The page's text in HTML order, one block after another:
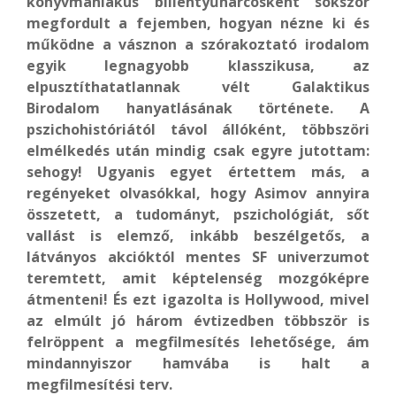
megfordult a fejemben, hogyan nézne ki és
működne a vásznon a szórakoztató irodalom
egyik legnagyobb klasszikusa, az
elpusztíthatatlannak vélt Galaktikus
Birodalom hanyatlásának története. A
pszichohistóriától távol állóként, többszöri
elmélkedés után mindig csak egyre jutottam:
sehogy! Ugyanis egyet értettem más, a
regényeket olvasókkal, hogy Asimov annyira
összetett, a tudományt, pszichológiát, sőt
vallást is elemző, inkább beszélgetős, a
látványos akcióktól mentes SF univerzumot
teremtett, amit képtelenség mozgóképre
átmenteni! És ezt igazolta is Hollywood, mivel
az elmúlt jó három évtizedben többször is
felröppent a megfilmesítés lehetősége, ám
mindannyiszor hamvába is halt a
megfilmesítési terv.